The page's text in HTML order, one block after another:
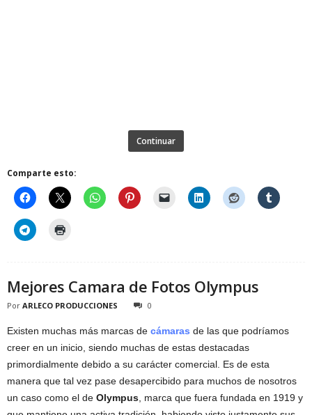
Continuar
Comparte esto:
Mejores Camara de Fotos Olympus
Por ARLECO PRODUCCIONES 0
Existen muchas más marcas de cámaras de las que podríamos
creer en un inicio, siendo muchas de estas destacadas
primordialmente debido a su carácter comercial. Es de esta
manera que tal vez pase desapercibido para muchos de nosotros
un caso como el de Olympus , marca que fuera fundada en 1919 y